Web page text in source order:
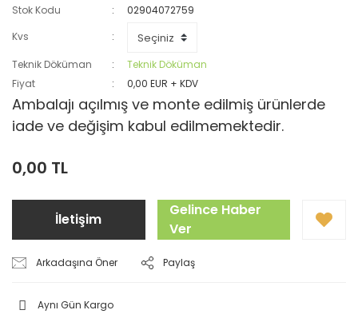
Stok Kodu
02904072759
Kvs
Teknik Döküman
Teknik Döküman
Fiyat
0,00 EUR + KDV
Ambalajı açılmış ve monte edilmiş ürünlerde
iade ve değişim kabul edilmemektedir.
0,00 TL
İletişim
Gelince Haber
Ver
Arkadaşına Öner Paylaş
Aynı Gün Kargo